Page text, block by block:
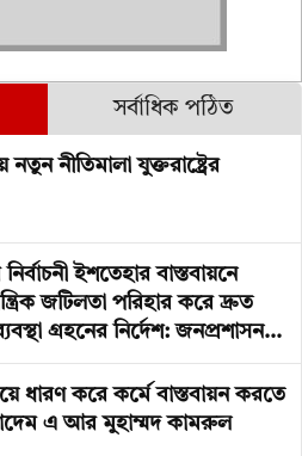
সর্বাধিক পঠিত
নতুন নীতিমালা যুক্তরাষ্ট্রের
ইশতেহার বাস্তবায়নে
জটিলতা পরিহার করে দ্রুত
গ্রহনের নির্দেশ: জনপ্রশাসন
ধারণ করে কর্মে বাস্তবায়ন করতে
এ আর মুহাম্মদ কামরুল